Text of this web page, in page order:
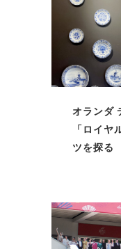
オランダ
「ロイ
ツを探る